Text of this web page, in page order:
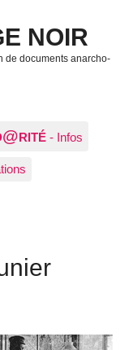
NOIR
de documents anarcho-
@RITÉ - Infos